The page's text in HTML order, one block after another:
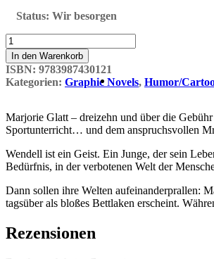
Status: Wir besorgen
Sheets
Menge
In den Warenkorb
ISBN: 9783987430121
Kategorien: Graphic Novels, Humor/
Marjorie Glatt – dreizehn und über die
Sportunterricht… und dem anspruchsvollen
Wendell ist ein Geist. Ein Junge, der sein
Bedürfnis, in der verbotenen Welt der
Dann sollen ihre Welten aufeinanderprallen:
tagsüber als bloßes Bettlaken erscheint.
Rezensionen